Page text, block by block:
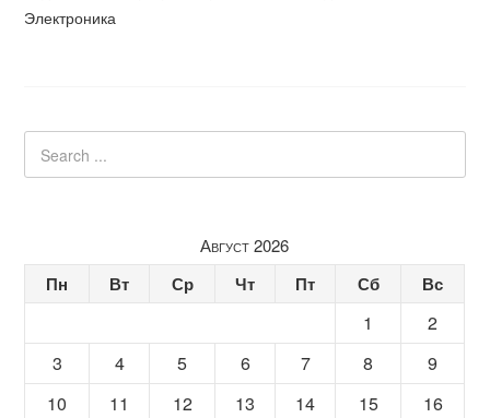
Электроника
Август 2026
Пн Вт Ср Чт Пт Сб Вс
1
2
3
4 5 6 7 8
9
10
11 12 13 14 15
16